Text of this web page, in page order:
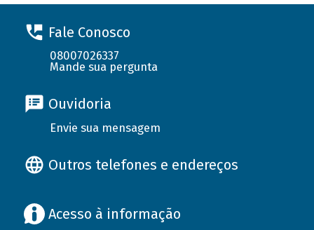
Fale Conosco
08007026337
Mande sua pergunta
Ouvidoria
Envie sua mensagem
Outros telefones e endereços
Acesso à informação